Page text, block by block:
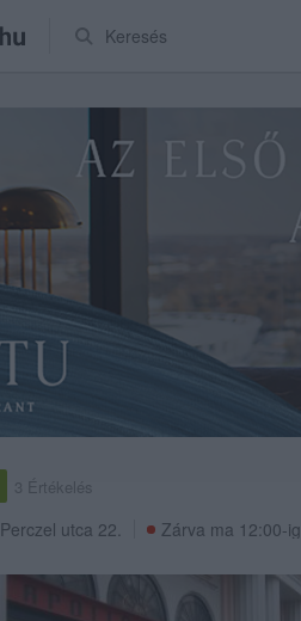
Keresés
3 Értékelés
Perczel utca 22. Zárva ma 12:00-ig